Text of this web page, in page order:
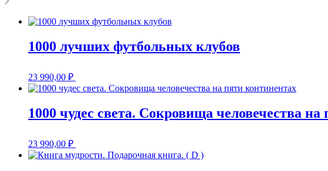
1000 лучших футбольных клубов
23 990,00 ₽
1000 чудес света. Сокровища человечества
23 990,00 ₽